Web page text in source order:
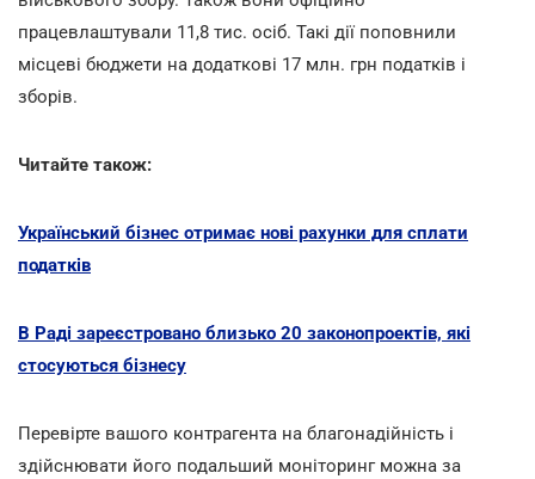
працевлаштували 11,8 тис. осіб. Такі дії поповнили
місцеві бюджети на додаткові 17 млн. грн податків і
зборів.
Читайте також:
Український бізнес отримає нові рахунки для сплати
податків
В Раді зареєстровано близько 20 законопроектів, які
стосуються бізнесу
Перевірте вашого контрагента на благонадійність і
здійснювати його подальший моніторинг можна за